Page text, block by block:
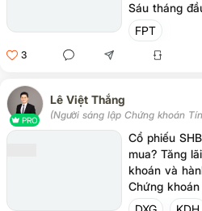
Sáu tháng
thuế 5,714
ký mới ở
mảng AI
vốn hóa bốc
năm, văng
ngoại thì bán
sở hữu tụt từ
FPT
3
PRO
Lê Việt Thắng
(Người sáng lập Chứng khoán
Cổ phiếu
mua? Tăng
khoán và
Chứng
Tháng 6, các